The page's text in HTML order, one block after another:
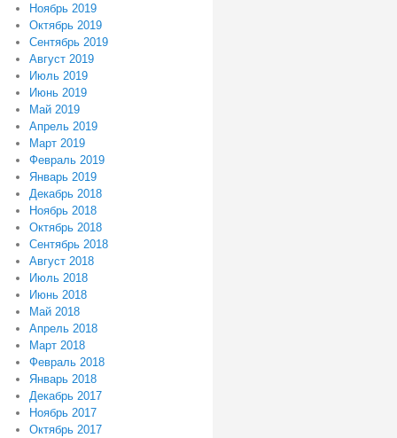
Ноябрь 2019
Октябрь 2019
Сентябрь 2019
Август 2019
Июль 2019
Июнь 2019
Май 2019
Апрель 2019
Март 2019
Февраль 2019
Январь 2019
Декабрь 2018
Ноябрь 2018
Октябрь 2018
Сентябрь 2018
Август 2018
Июль 2018
Июнь 2018
Май 2018
Апрель 2018
Март 2018
Февраль 2018
Январь 2018
Декабрь 2017
Ноябрь 2017
Октябрь 2017